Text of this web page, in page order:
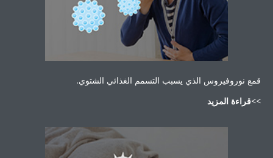
نوروفيروس الذي يسبب التسمم الغذائي الشتوي.
قراءة المزيد